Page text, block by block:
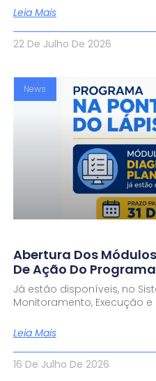
Leia Mais
22 De Julho De 2026
News
Abertura Dos
De Ação Do
Já estão disponíveis, no
Monitoramento, Execução
Leia Mais
16 De Julho De 2026